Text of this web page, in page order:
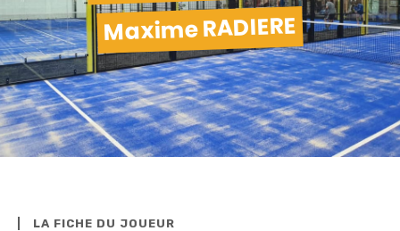
Maxime RADIERE
LA FICHE DU JOUEUR